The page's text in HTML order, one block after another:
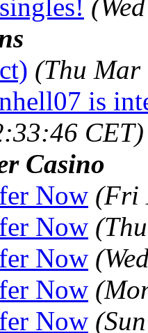
(Thu Mar
is
CET)
Casino
Now (Fri
Now
Now
Now
Now